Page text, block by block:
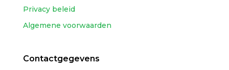
Privacy beleid
Algemene voorwaarden
Contactgegevens